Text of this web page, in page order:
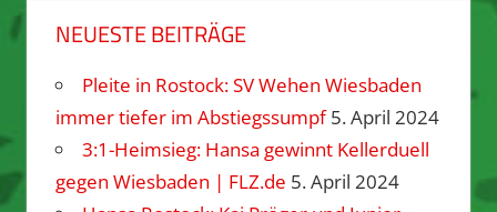
NEUESTE BEITRÄGE
Pleite in Rostock: SV Wehen Wiesbaden
immer tiefer im Abstiegssumpf 5. April 2024
3:1-Heimsieg: Hansa gewinnt Kellerduell
gegen Wiesbaden | FLZ.de 5. April 2024